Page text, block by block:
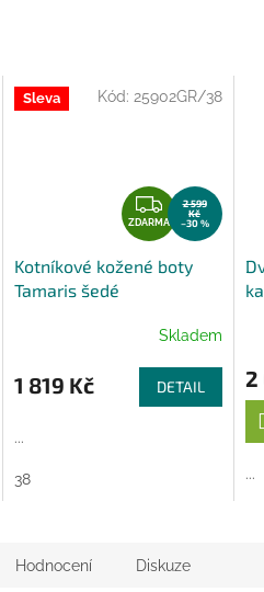
Sleva
Z
D
A
R
A
ZDARMA
2 599
Kč
–30 %
Kotníkové kožené boty
Tamaris šedé
Skladem
1 819 Kč DETAIL
...
38
Kód: 25902GR/38
2
...
Hodnocení Diskuze